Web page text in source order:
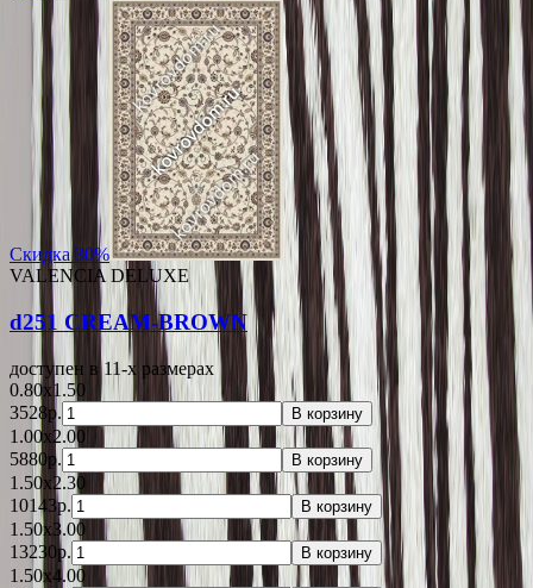
Скидка 30%
VALENCIA DELUXE
d251 CREAM-BROWN
доступен в 11-x размерах
0.80x1.50
3528р.
В корзину
1.00x2.00
5880р.
В корзину
1.50x2.30
10143р.
В корзину
1.50x3.00
13230р.
В корзину
1.50x4.00